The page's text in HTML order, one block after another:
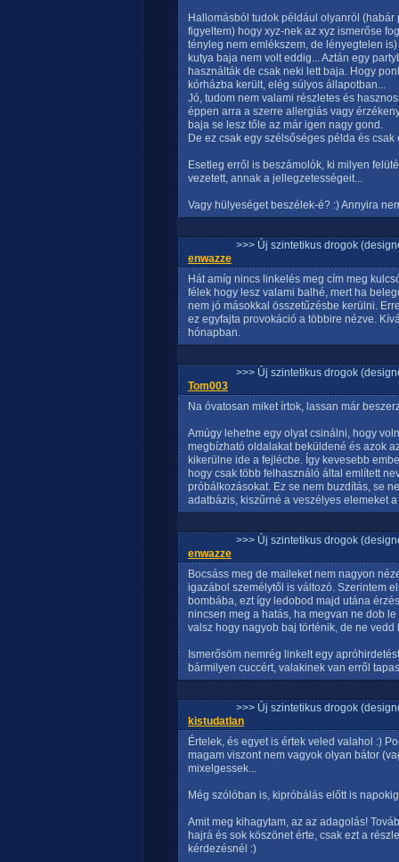
Hallomásból tudok például olyanról
figyeltem) hogy xyz-nek az xyz ismerőse
tényleg nem emlékszem, de lényegtelen
kutya baja nem volt eddig... Aztán egy
használták de csak neki lett baja. Hogy
kórházba került, elég súlyos állapotban...
Jó, tudom nem valami részletes és
éppen arra a szerre allergiás vagy
baja se lesz tőle az már igen nagy gond.
De ez csak egy szélsőséges példa és
Esetleg erről is beszámolók, ki milyen
vezetett, annak a jellegzetességeit...
Vagy hülyeséget beszélek-é? :) Annyira
>>> Új szintetikus drogok
enwazze
Hát amíg nincs linkelés meg cím meg
félek hogy lesz valami balhé, mert ha
nem jó másokkal összetűzésbe kerülni.
ez egyfajta provokáció a többire nézve.
hónapban.
>>> Új szintetikus drogok
Tom003
Na óvatosan miket írtok, lassan már
Amúgy lehetne egy olyat csinálni, hogy
megbízható oldalakat beküldené és azok
kikerülne ide a fejlécbe. Így kevesebb
hogy csak több felhasználó által említett
próbálkozásokat. Ez se nem buzdítás, se
adatbázis, kiszűrné a veszélyes elemeket
>>> Új szintetikus drogok
enwazze
Bocsáss meg de maileket nem nagyon
igazábol személytől is változó. Szerintem
bombába, ezt így ledobod majd utána
nincsen meg a hatás, ha megvan ne dob
valsz hogy nagyob baj történik, de ne vedd
Ismerősöm nemrég linkelt egy
bármilyen cuccért, valakinek van erről
>>> Új szintetikus drogok
kistudatlan
Értelek, és egyet is értek veled valahol :)
magam viszont nem vagyok olyan bátor
mixelgessek...
Még szólóban is, kipróbálás előtt is
Amit meg kihagytam, az az adagolás!
hajrá és sok köszönet érte, csak ezt a
kérdezésnél :)